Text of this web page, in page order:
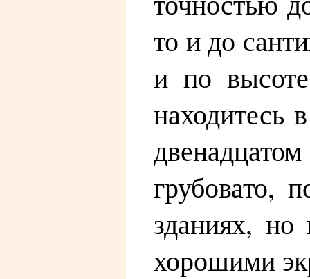
то и до
и по
находитесь
грубовато,
зданиях,
хорошими